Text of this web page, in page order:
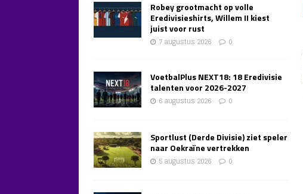
Robey grootmacht op volle
Eredivisieshirts, Willem II kiest
juist voor rust
7 augustus 2026 0
VoetbalPlus NEXT18: 18 Eredivisie
talenten voor 2026-2027
6 augustus 2026 0
Sportlust (Derde Divisie) ziet speler
naar Oekraïne vertrekken
5 augustus 2026 0